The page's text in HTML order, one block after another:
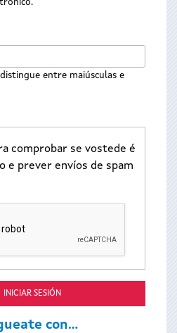
entre maiúsculas e
comprobar se vostede é
e prever envíos de spam
con...